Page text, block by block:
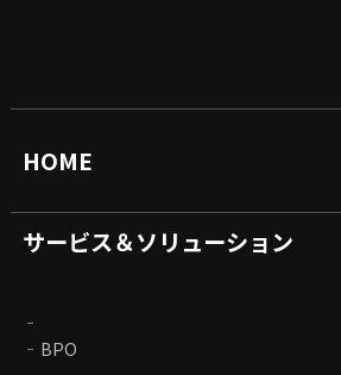
HOME
サービス＆ソリューション
BPO